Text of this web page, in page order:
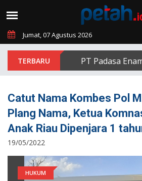
Jumat, 07 Agustus 2026
PT Padasa Enam
Catut Nama Kombes Pol
Plang Nama, Ketua
Anak Riau Dipenjara 1
19/05/2022
HUKUM